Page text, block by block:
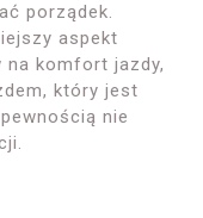
porządek.
aspekt
na komfort jazdy,
który jest
nie